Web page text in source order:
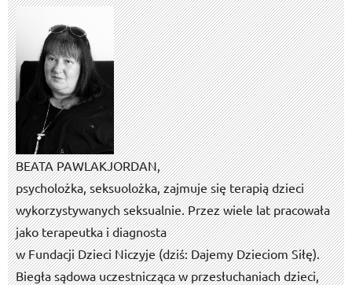
BEATA PAWLAK­JORDAN,
psycholożka, seksuolożka, zajmuje się terapią dzieci
wykorzystywanych seksualnie. Przez wiele lat pracowała
jako terapeutka i diagnosta
w Fundacji Dzieci Niczyje (dziś: Dajemy Dzieciom Siłę).
Biegła sądowa uczestnicząca w przesłuchaniach dzieci,